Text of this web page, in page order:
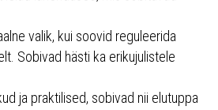
valik, kui soovid reguleerida
Sobivad hästi ka erikujulistele
ja praktilised, sobivad nii elutuppa